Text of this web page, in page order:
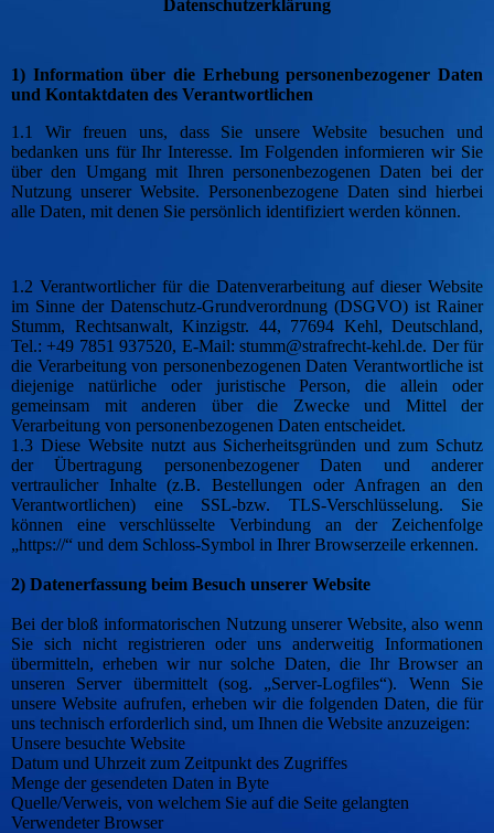
Datenschutzerklärung
1) Information über die Erhebung personenbezogener Daten
und Kontaktdaten des Verantwortlichen
1.1 Wir freuen uns, dass Sie unsere Website besuchen und
bedanken uns für Ihr Interesse. Im Folgenden informieren wir Sie
über den Umgang mit Ihren personenbezogenen Daten bei der
Nutzung unserer Website. Personenbezogene Daten sind hierbei
alle Daten, mit denen Sie persönlich identifiziert werden können.
1.2 Verantwortlicher für die Datenverarbeitung auf dieser Website
im Sinne der Datenschutz-Grundverordnung (DSGVO) ist Rainer
Stumm, Rechtsanwalt, Kinzigstr. 44, 77694 Kehl, Deutschland,
Tel.: +49 7851 937520, E-Mail: stumm@strafrecht-kehl.de. Der für
die Verarbeitung von personenbezogenen Daten Verantwortliche ist
diejenige natürliche oder juristische Person, die allein oder
gemeinsam mit anderen über die Zwecke und Mittel der
Verarbeitung von personenbezogenen Daten entscheidet.
1.3 Diese Website nutzt aus Sicherheitsgründen und zum Schutz
der Übertragung personenbezogener Daten und anderer
vertraulicher Inhalte (z.B. Bestellungen oder Anfragen an den
Verantwortlichen) eine SSL-bzw. TLS-Verschlüsselung. Sie
können eine verschlüsselte Verbindung an der Zeichenfolge
„https://“ und dem Schloss-Symbol in Ihrer Browserzeile erkennen.
2) Datenerfassung beim Besuch unserer Website
Bei der bloß informatorischen Nutzung unserer Website, also wenn
Sie sich nicht registrieren oder uns anderweitig Informationen
übermitteln, erheben wir nur solche Daten, die Ihr Browser an
unseren Server übermittelt (sog. „Server-Logfiles“). Wenn Sie
unsere Website aufrufen, erheben wir die folgenden Daten, die für
uns technisch erforderlich sind, um Ihnen die Website anzuzeigen:
Unsere besuchte Website
Datum und Uhrzeit zum Zeitpunkt des Zugriffes
Menge der gesendeten Daten in Byte
Quelle/Verweis, von welchem Sie auf die Seite gelangten
Verwendeter Browser